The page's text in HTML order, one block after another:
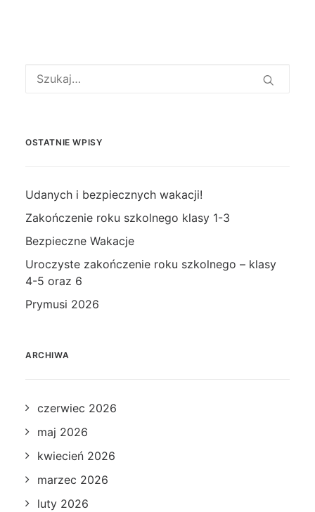
OSTATNIE WPISY
Udanych i bezpiecznych wakacji!
Zakończenie roku szkolnego klasy 1-3
Bezpieczne Wakacje
Uroczyste zakończenie roku szkolnego – klasy
4-5 oraz 6
Prymusi 2026
ARCHIWA
czerwiec 2026
maj 2026
kwiecień 2026
marzec 2026
luty 2026